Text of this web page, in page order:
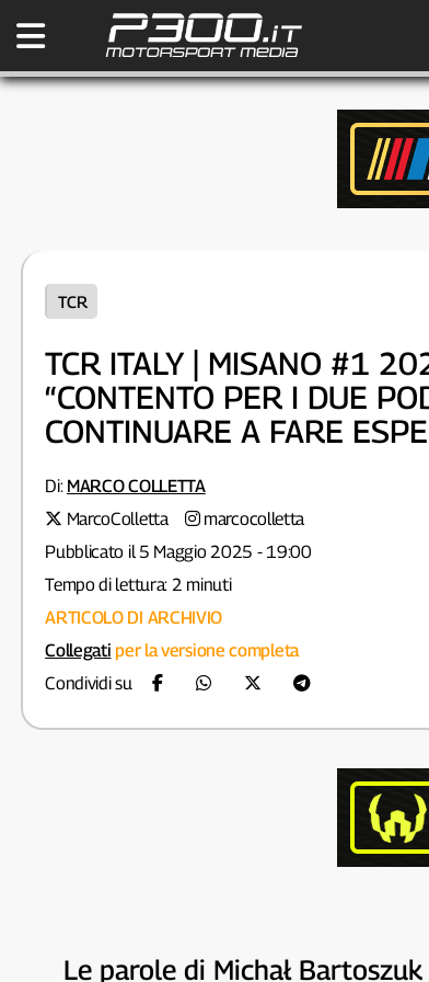
TCR
TCR ITALY | MISANO #1
“CONTENTO PER I DUE
CONTINUARE A FARE
Di: MARCO COLLETTA
MarcoColletta
marcocolletta
Pubblicato il 5 Maggio 2025 - 19:00
Tempo di lettura: 2 minuti
ARTICOLO DI ARCHIVIO
Collegati per la versione completa
Condividi su
Le parole di Michał